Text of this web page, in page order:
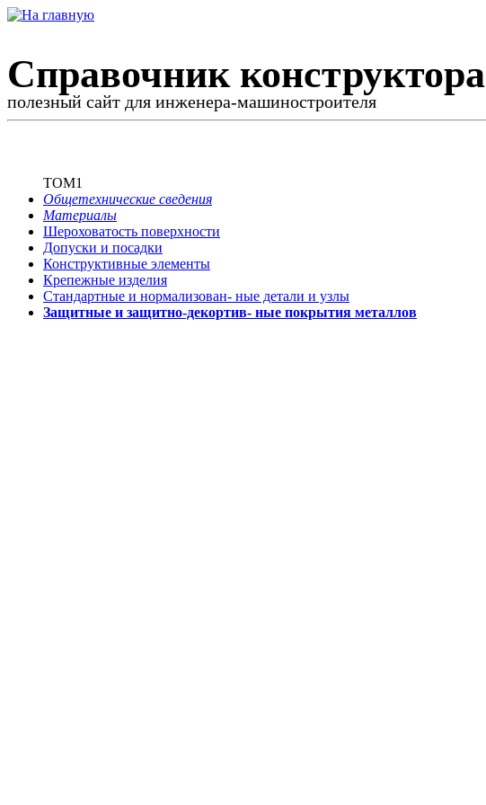
Справочник конструктора
полезный сайт для инженера-машиностроителя
ТОМ1
Общетехнические сведения
Материалы
Шероховатость поверхности
Допуски и посадки
Конструктивные элементы
Крепежные изделия
Стандартные и нормализован- ные детали и узлы
Защитные и защитно-декортив- ные покрытия металлов